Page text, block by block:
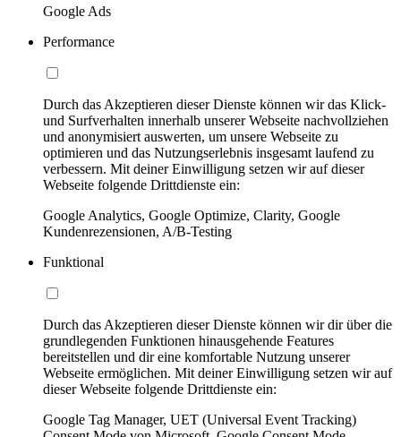
Google Ads
Performance
Durch das Akzeptieren dieser Dienste können wir das Klick-
und Surfverhalten innerhalb unserer Webseite nachvollziehen
und anonymisiert auswerten, um unsere Webseite zu
optimieren und das Nutzungserlebnis insgesamt laufend zu
verbessern. Mit deiner Einwilligung setzen wir auf dieser
Webseite folgende Drittdienste ein:
Google Analytics, Google Optimize, Clarity, Google
Kundenrezensionen, A/B-Testing
Funktional
Durch das Akzeptieren dieser Dienste können wir dir über die
grundlegenden Funktionen hinausgehende Features
bereitstellen und dir eine komfortable Nutzung unserer
Webseite ermöglichen. Mit deiner Einwilligung setzen wir auf
dieser Webseite folgende Drittdienste ein:
Google Tag Manager, UET (Universal Event Tracking)